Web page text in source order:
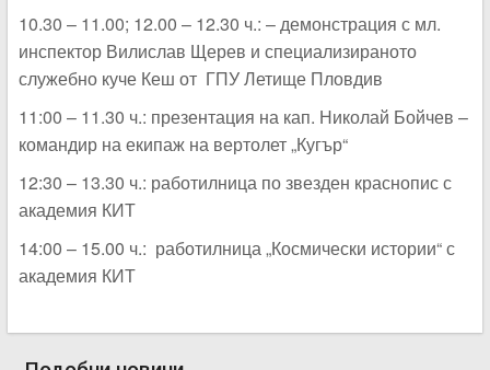
10.30 – 11.00; 12.00 – 12.30 ч.: – демонстрация с мл.
инспектор Вилислав Щерев и специализираното
служебно куче Кеш от ГПУ Летище Пловдив
11:00 – 11.30 ч.: презентация на кап. Николай Бойчев –
командир на екипаж на вертолет „Кугър“
12:30 – 13.30 ч.: работилница по звезден краснопис с
академия КИТ
14:00 – 15.00 ч.: работилница „Космически истории“ с
академия КИТ